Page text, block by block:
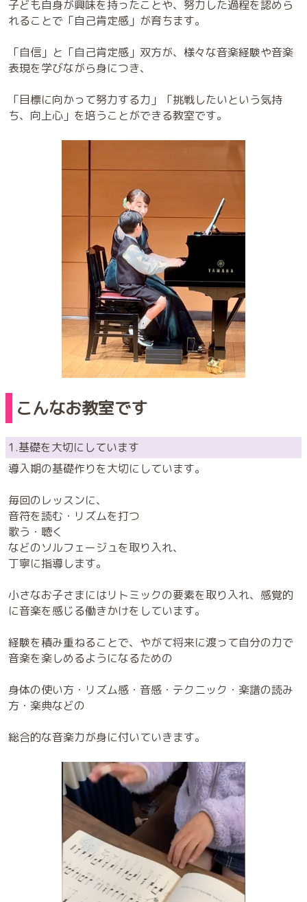
子ども自身が興味を持ったことや、努力した過程を認めら
れることで「自己肯定感」が育ちます。
「自信」と「自己肯定感」双方が、様々な音楽経験や音楽
表現を学びながら身につき、
「目標に向かって努力する力」「挑戦したいという気持
ち、向上心」を培うことができる教室です。
こんなお教室です
1.基礎を大切にしています
導入期の基礎作りを大切にしています。
毎回のレッスンに、
音符を読む・リズムを打つ
歌う・聴く
などのソルフェージュを取り入れ、
丁寧に指導します。
小さなお子さまにはリトミックの要素を取り入れ、感覚的
に音楽を感じる働きかけをしています。
経験を積み重ねることで、やがて将来に渡って自分の力で
音楽を楽しめるようになるための
身体の使い方・リズム感・音感・テクニック・楽譜の読み
方・楽典などの
総合的な音楽力が身に付いていきます。